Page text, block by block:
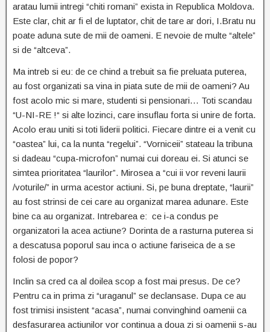
aratau lumii intregi “chiti romani” exista in Republica Moldova.
Este clar, chit ar fi el de luptator, chit de tare ar dori, I.Bratu nu
poate aduna sute de mii de oameni. E nevoie de multe “altele”
si de “altceva”.
Ma intreb si eu: de ce chind a trebuit sa fie preluata puterea,
au fost organizati sa vina in piata sute de mii de oameni? Au
fost acolo mic si mare, studenti si pensionari… Toti scandau
“U-NI-RE !“ si alte lozinci, care insuflau forta si unire de forta.
Acolo erau uniti si toti liderii politici. Fiecare dintre ei a venit cu
“oastea” lui, ca la nunta “regelui”. “Vorniceii” stateau la tribuna
si dadeau “cupa-microfon” numai cui doreau ei. Si atunci se
simtea prioritatea “laurilor”. Mirosea a “cui ii vor reveni laurii
/voturile/” in urma acestor actiuni. Si, pe buna dreptate, “laurii”
au fost strinsi de cei care au organizat marea adunare. Este
bine ca au organizat. Intrebarea e: ce i-a condus pe
organizatori la acea actiune? Dorinta de a rasturna puterea si
a descatusa poporul sau inca o actiune fariseica de a se
folosi de popor?
Inclin sa cred ca al doilea scop a fost mai presus. De ce?
Pentru ca in prima zi “uraganul” se declansase. Dupa ce au
fost trimisi insistent “acasa”, numai convinghind oamenii ca
desfasurarea actiunilor vor continua a doua zi si oamenii s-au